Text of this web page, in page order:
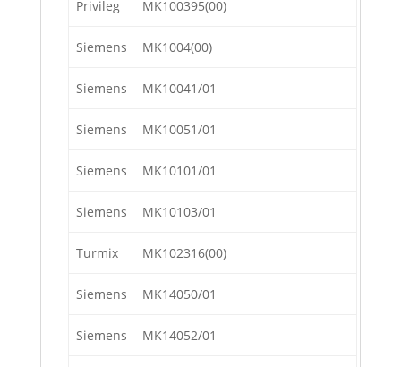
Privileg MK100395(00)
Siemens MK1004(00)
Siemens MK10041/01
Siemens MK10051/01
Siemens MK10101/01
Siemens MK10103/01
Turmix MK102316(00)
Siemens MK14050/01
Siemens MK14052/01